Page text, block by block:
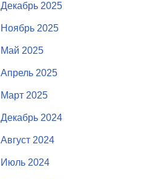
Декабрь 2025
Ноябрь 2025
Май 2025
Апрель 2025
Март 2025
Декабрь 2024
Август 2024
Июль 2024